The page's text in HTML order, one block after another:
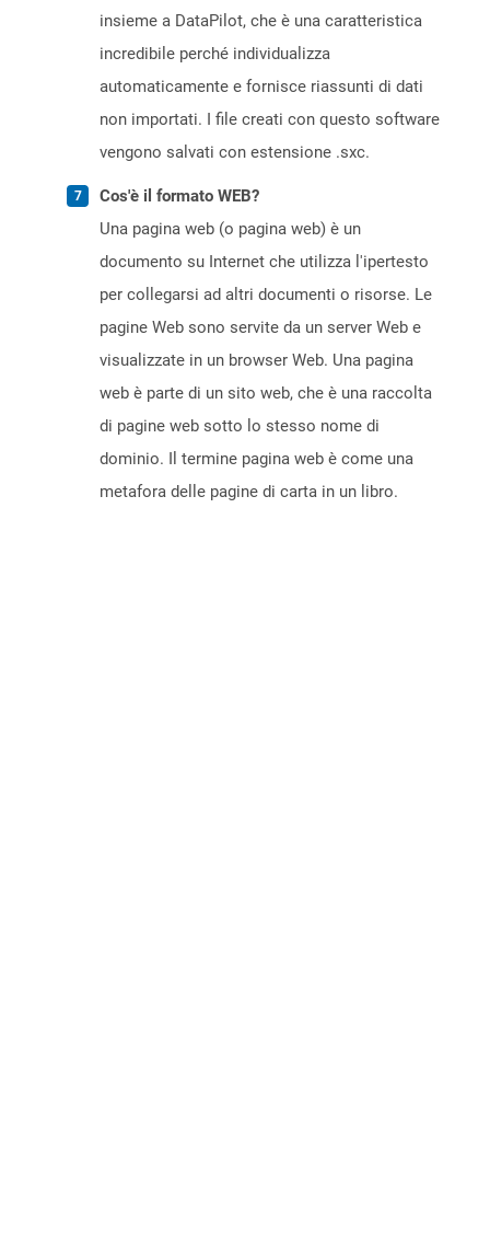
insieme a DataPilot, che è una caratteristica
incredibile perché individualizza
automaticamente e fornisce riassunti di dati
non importati. I file creati con questo software
vengono salvati con estensione .sxc.
Cos'è il formato WEB?
Una pagina web (o pagina web) è un
documento su Internet che utilizza l'ipertesto
per collegarsi ad altri documenti o risorse. Le
pagine Web sono servite da un server Web e
visualizzate in un browser Web. Una pagina
web è parte di un sito web, che è una raccolta
di pagine web sotto lo stesso nome di
dominio. Il termine pagina web è come una
metafora delle pagine di carta in un libro.